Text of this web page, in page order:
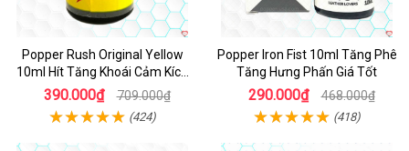
Popper Rush Original Yellow
10ml Hít Tăng Khoái Cảm Kích
Thích Mạnh
390.000₫ 709.000₫
(424)
Popper Iron Fist 10ml Tăng Phê
Tăng Hưng Phấn Giá Tốt
290.000₫ 468.000₫
(418)